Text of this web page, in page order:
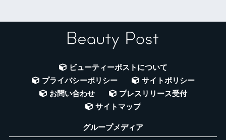
ビューティーポストについて
プライバシーポリシー
サイトポリシー
お問い合わせ
プレスリリース受付
サイトマップ
グループメディア